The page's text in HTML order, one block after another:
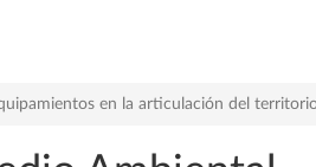
en la articulación del